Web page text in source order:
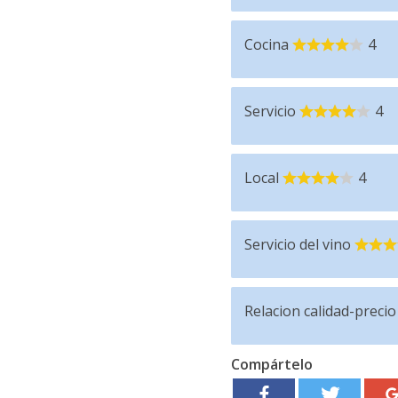
Cocina 4
Servicio 4
Local 4
Servicio del vino
Relacion calidad-precio
Compártelo